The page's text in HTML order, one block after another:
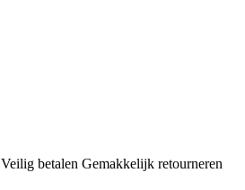
Veilig betalen Gemakkelijk retourneren